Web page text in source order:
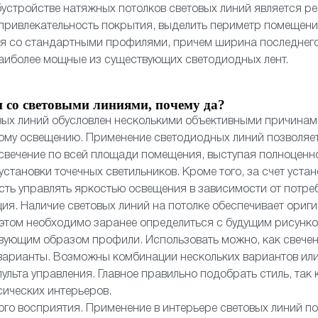
натяжных потолков световых линий является
покрытия, выделить периметр
со стандартными профилями, причем ширина
мощные из существующих светодиодных лент.
световыми линиями, почему да?
линий обусловлен несколькими объективными
освещению. Применение светодиодных линий
по всей площади помещения, выступая
точечных светильников. Кроме того, за счет
управлять яркостью освещения в зависимости от
Наличие световых линий на потолке обеспечивает
необходимо заранее определиться с будущим
образом профили. Использовать можно, как
Возможны комбинации нескольких вариантов
управления. Главное правильно подобрать стиль, так
интерьеров.
восприятия. Применение в интерьере световых линий